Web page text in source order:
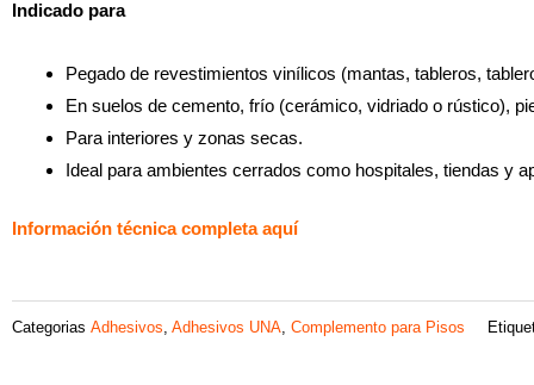
Indicado para
Pegado de revestimientos vinílicos (mantas, tableros,
En suelos de cemento, frío (cerámico, vidriado o rústico),
Para interiores y zonas secas.
Ideal para ambientes cerrados como hospitales, tiendas y
Información técnica completa aquí
Categorias Adhesivos, Adhesivos UNA, Complemento para Pisos